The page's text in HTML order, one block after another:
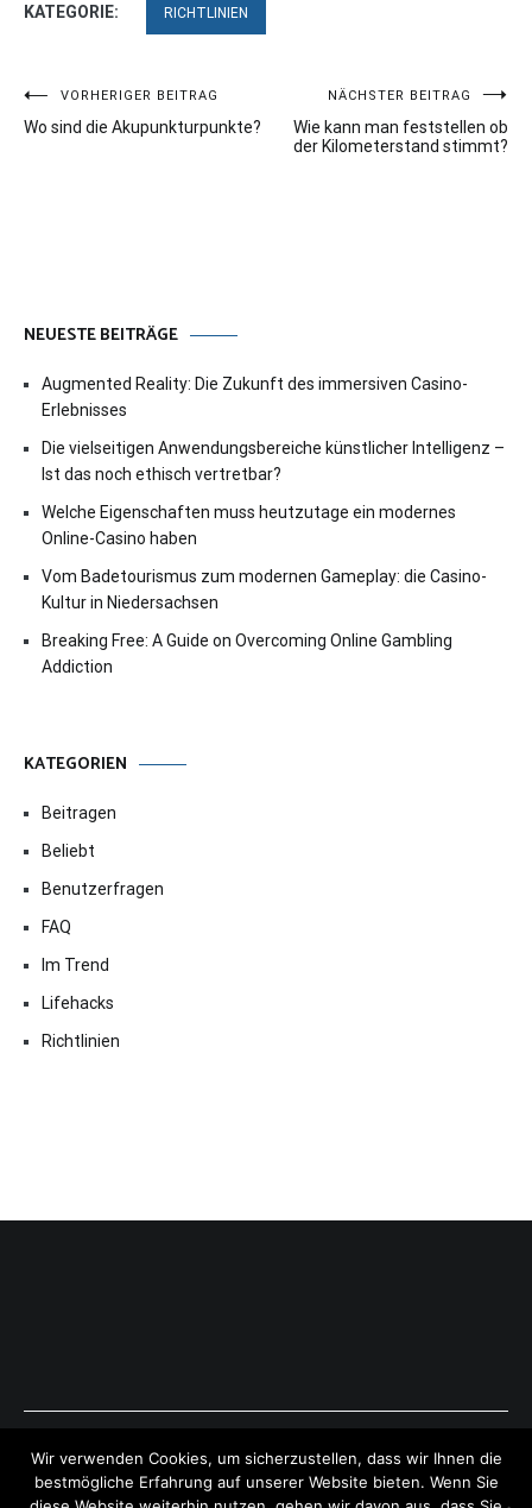
KATEGORIE: RICHTLINIEN
Beitragsnavigation
VORHERIGER BEITRAG
Wo sind die Akupunkturpunkte?
NÄCHSTER BEITRAG
Wie kann man feststellen ob
der Kilometerstand stimmt?
NEUESTE BEITRÄGE
Augmented Reality: Die Zukunft des immersiven Casino-
Erlebnisses
Die vielseitigen Anwendungsbereiche künstlicher Intelligenz –
Ist das noch ethisch vertretbar?
Welche Eigenschaften muss heutzutage ein modernes
Online-Casino haben
Vom Badetourismus zum modernen Gameplay: die Casino-
Kultur in Niedersachsen
Breaking Free: A Guide on Overcoming Online Gambling
Addiction
KATEGORIEN
Beitragen
Beliebt
Benutzerfragen
FAQ
Im Trend
Lifehacks
Richtlinien
Copyright © 2026ExpressAntworten.com. All rights reserved.
Theme:Cenote by ThemeGrill. Powered byWordPress .
Wir verwenden Cookies, um sicherzustellen, dass wir Ihnen die
bestmögliche Erfahrung auf unserer Website bieten. Wenn Sie